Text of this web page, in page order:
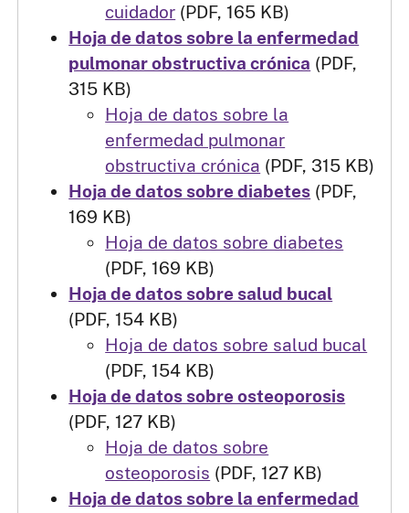
cuidador (PDF, 165 KB)
Hoja de datos sobre la enfermedad
pulmonar obstructiva crónica (PDF,
315 KB)
Hoja de datos sobre la
enfermedad pulmonar
obstructiva crónica (PDF, 315 KB)
Hoja de datos sobre diabetes (PDF,
169 KB)
Hoja de datos sobre diabetes
(PDF, 169 KB)
Hoja de datos sobre salud bucal
(PDF, 154 KB)
Hoja de datos sobre salud bucal
(PDF, 154 KB)
Hoja de datos sobre osteoporosis
(PDF, 127 KB)
Hoja de datos sobre
osteoporosis (PDF, 127 KB)
Hoja de datos sobre la enfermedad